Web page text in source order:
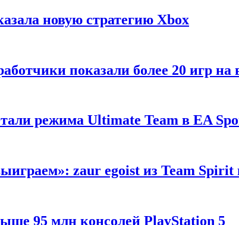
новую стратегию Xbox
показали более 20 игр
режима Ultimate Team в EA
zaur egoist из Team
95 млн консолей PlayStation 5